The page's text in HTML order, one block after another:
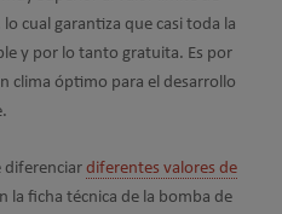
cual garantiza que casi toda la
y por lo tanto gratuita. Es por
clima óptimo para el desarrollo
diferenciar diferentes valores de
la ficha técnica de la bomba de